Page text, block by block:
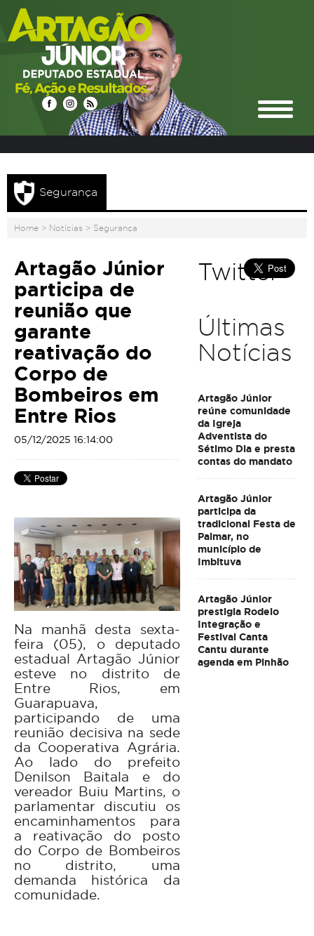
Segurança
Home > Notícias > Segurança
Artagão Júnior
participa de
reunião que
garante
reativação do
Corpo de
Bombeiros em
Entre Rios
05/12/2025 16:14:00
Na manhã desta sexta-
feira (05), o deputado
estadual Artagão Júnior
esteve no distrito de
Entre Rios, em
Guarapuava,
participando de uma
reunião decisiva na sede
da Cooperativa Agrária.
Ao lado do prefeito
Denilson Baitala e do
vereador Buiu Martins, o
parlamentar discutiu os
encaminhamentos para
a reativação do posto
do Corpo de Bombeiros
no distrito, uma
demanda histórica da
comunidade.
Twitter
Últimas
Notícias
Artagão Júnior
reúne comunidade
da Igreja
Adventista do
Sétimo Dia e presta
contas do mandato
Artagão Júnior
participa da
tradicional Festa de
Palmar, no
município de
Imbituva
Artagão Júnior
prestigia Rodeio
Integração e
Festival Canta
Cantu durante
agenda em Pinhão